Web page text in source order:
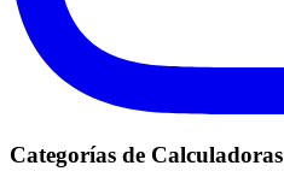
Categorías de Calculadoras